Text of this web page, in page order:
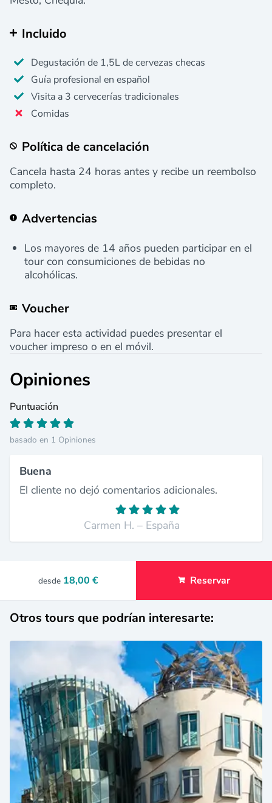
Incluido
Degustación de 1,5L de cervezas checas
Guía profesional en español
Visita a 3 cervecerías tradicionales
Comidas
Política de cancelación
Cancela hasta 24 horas antes y recibe un reembolso
completo.
Advertencias
Los mayores de 14 años pueden participar en el
tour con consumiciones de bebidas no
alcohólicas.
Voucher
Para hacer esta actividad puedes presentar el
voucher impreso o en el móvil.
Opiniones
Puntuación
basado en 1 Opiniones
Buena
El cliente no dejó comentarios adicionales.
Carmen H. – España
desde 18,00 € Reservar
Otros tours que podrían interesarte: